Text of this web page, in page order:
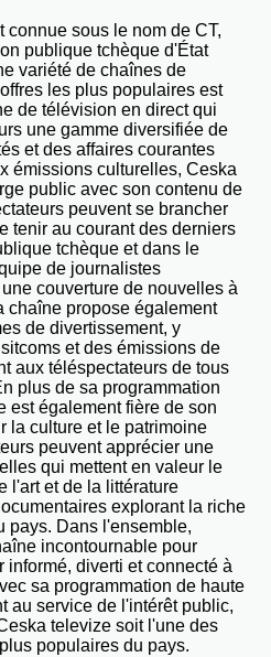
sous le nom de CT,
publique tchèque d'État
variété de chaînes de
les plus populaires est
de télévision en direct qui
une gamme diversifiée de
et des affaires courantes
émissions culturelles, Ceska
public avec son contenu de
peuvent se brancher
tenir au courant des derniers
tchèque et dans le
de journalistes
couverture de nouvelles à
chaîne propose également
de divertissement, y
et des émissions de
aux téléspectateurs de tous
plus de sa programmation
est également fière de son
la culture et le patrimoine
peuvent apprécier une
qui mettent en valeur le
l'art et de la littérature
explorant la riche
pays. Dans l'ensemble,
incontournable pour
diverti et connecté à
sa programmation de haute
au service de l'intérêt public,
televize soit l'une des
populaires du pays.